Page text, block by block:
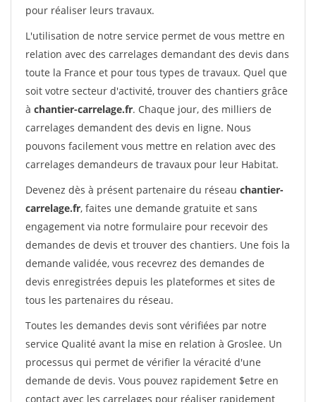
pour réaliser leurs travaux.
L'utilisation de notre service permet de vous mettre en
relation avec des carrelages demandant des devis dans
toute la France et pour tous types de travaux. Quel que
soit votre secteur d'activité, trouver des chantiers grâce
à chantier-carrelage.fr. Chaque jour, des milliers de
carrelages demandent des devis en ligne. Nous
pouvons facilement vous mettre en relation avec des
carrelages demandeurs de travaux pour leur Habitat.
Devenez dès à présent partenaire du réseau chantier-
carrelage.fr, faites une demande gratuite et sans
engagement via notre formulaire pour recevoir des
demandes de devis et trouver des chantiers. Une fois la
demande validée, vous recevrez des demandes de
devis enregistrées depuis les plateformes et sites de
tous les partenaires du réseau.
Toutes les demandes devis sont vérifiées par notre
service Qualité avant la mise en relation à Groslee. Un
processus qui permet de vérifier la véracité d'une
demande de devis. Vous pouvez rapidement $etre en
contact avec les carrelages pour réaliser rapidement